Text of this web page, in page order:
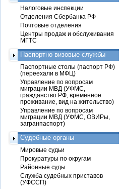
Налоговые инспекции
Отделения Сбербанка РФ
Почтовые отделения
Центры продаж и обслуживания
МГТС
Паспортно-визовые службы
Паспортные столы (паспорт РФ)
(переехали в МФЦ)
Управление по вопросам
миграции МВД (УФМС,
гражданство РФ, временное
проживание, вид на жительство)
Управление по вопросам
миграции МВД (УФМС, ОВИРы,
загранпаспорт)
Судебные органы
Мировые судьи
Прокуратуры по округам
Районные суды
Служба судебных приставов
(УФССП)